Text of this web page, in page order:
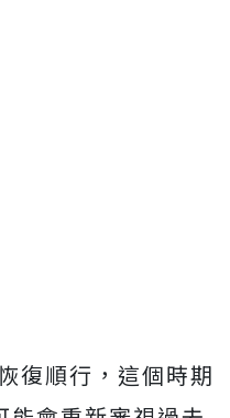
復順行，這個時期